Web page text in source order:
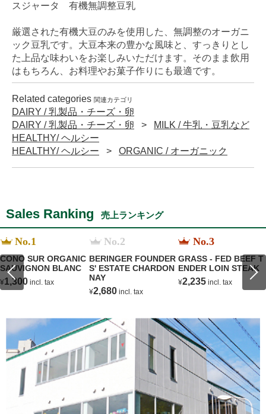
スジャータ 有機無調整豆乳
厳選された有機大豆のみを使用した、無調整のオーガニ
ック豆乳です。大豆本来の豊かな風味と、すっきりとし
た上品な味わいをお楽しみいただけます。そのまま飲用
はもちろん、お料理やお菓子作りにも最適です。
Related categories 関連カテゴリ
DAIRY / 乳製品・チーズ・卵
DAIRY / 乳製品・チーズ・卵
MILK / 牛乳・豆乳など
HEALTHY/ ヘルシー
HEALTHY/ ヘルシー
ORGANIC / オーガニック
Sales Ranking 売上ランキング
No.1
CONO SUR ORGANIC
SAUVIGNON BLANC
¥1,300 incl. tax
No.2
BERINGER FOUNDER
S' ESTATE CHARDON
NAY
¥2,680 incl. tax
No.3
GRASS - FED BEEF T
ENDER LOIN STEAK
¥2,235 incl. tax